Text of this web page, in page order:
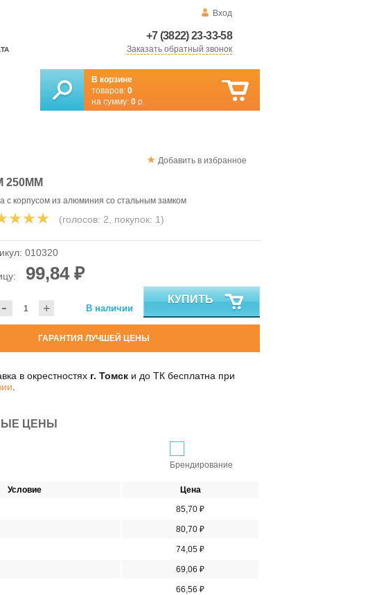
Вход
+7 (3822) 23-33-58
Заказать обратный звонок
В корзине
товаров: 0
на сумму: 0 р.
Добавить в избранное
250ММ
с корпусом из алюминия со стальным замком
(голосов: 2, покупок: 1)
010320
99,84 ₽
- + В наличии
КУПИТЬ
ГАРАНТИЯ ЛУЧШЕЙ ЦЕНЫ
в окрестностях г. Томск и до ТК бесплатна при
ЦЕНЫ
Брендирование
Условие
Цена
85,70 ₽
80,70 ₽
74,05 ₽
69,06 ₽
66,56 ₽